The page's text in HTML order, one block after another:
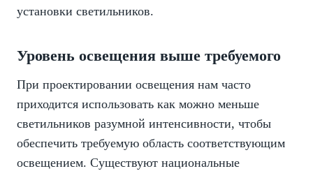
установки светильников.
Уровень освещения выше требуемого
При проектировании освещения нам часто
приходится использовать как можно меньше
светильников разумной интенсивности, чтобы
обеспечить требуемую область соответствующим
освещением. Существуют национальные